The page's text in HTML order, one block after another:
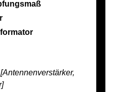
[Antennenverstärker,